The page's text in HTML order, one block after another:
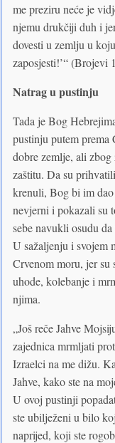
me preziru neće je
njemu drukčiji duh i
dovesti u zemlju u
zaposjesti!’“ (Brojevi
Natrag u pustinju
Tada je Bog
pustinju putem
dobre zemlje, ali
zaštitu. Da su
krenuli, Bog bi im
nevjerni i pokazali su
sebe navukli osudu
U sažaljenju i svojem
Crvenom moru, jer su
uhode, kolebanje i
njima.
„Još reče Jahve
zajednica mrmljati
Izraelci na me dižu.
Jahve, kako ste na
U ovoj pustinji
ste ubilježeni u bilo
naprijed, koji ste